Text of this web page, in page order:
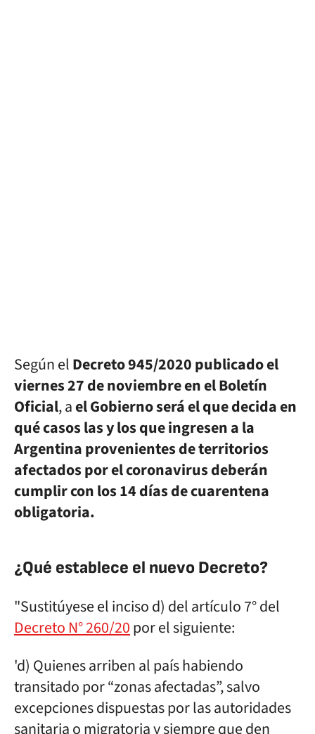
Según elDecreto 945/2020 publicado el
viernes 27 de noviembre en el Boletín
Oficial, ael Gobierno será el que decida en
qué casos las y los que ingresen a la
Argentina provenientes de territorios
afectados por el coronavirus deberán
cumplir con los 14 días de cuarentena
obligatoria.
¿Qué establece el nuevo Decreto?
"Sustitúyese el inciso d) del artículo 7° del
Decreto N° 260/20por el siguiente:
'd) Quienes arriben al país habiendo
transitado por “zonas afectadas”, salvo
excepciones dispuestas por las autoridades
sanitaria o migratoria y siempre que den